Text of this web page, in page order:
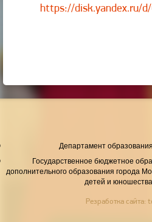
https://disk.yandex.ru/d/
Департамент
Государственное бюджетное
дополнительного образования города
детей и
Резработка сайта: